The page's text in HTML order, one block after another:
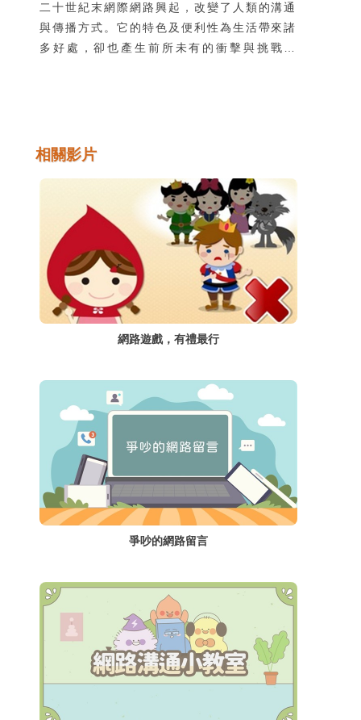
二十世紀末網際網路興起，改變了人類的溝通
與傳播方式。它的特色及便利性為生活帶來諸
多好處，卻也產生前所未有的衝擊與挑戰。
來檢視自己的網路素養及網路禮儀之必要。培
避免或降低其帶來的負面衝擊。
相關影片
網路遊戲，有禮最行
爭吵的網路留言